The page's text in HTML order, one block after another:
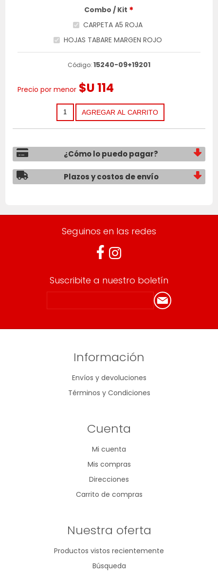
Combo / Kit *
CARPETA A5 ROJA
HOJAS TABARE MARGEN ROJO
Código: 15240-09+19201
Precio por menor $U 114
¿Cómo lo puedo pagar?
Plazos y costos de envío
Seguinos en las redes
Suscribite a nuestro boletín
Información
Envíos y devoluciones
Términos y Condiciones
Cuenta
Mi cuenta
Mis compras
Direcciones
Carrito de compras
Nuestra oferta
Productos vistos recientemente
Búsqueda